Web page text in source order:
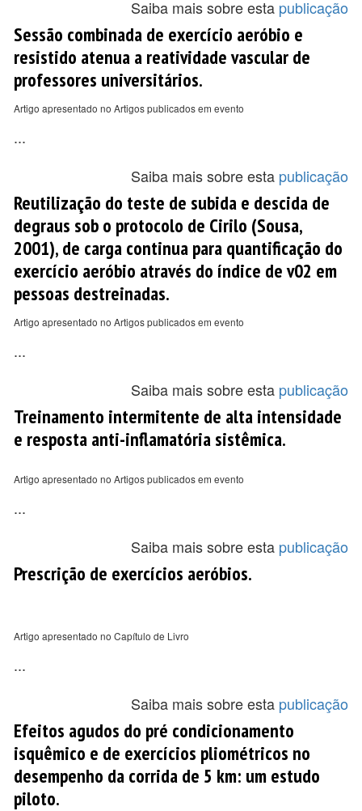
Saiba mais sobre esta publicação
Sessão combinada de exercício aeróbio e
resistido atenua a reatividade vascular de
professores universitários.
Artigo apresentado no Artigos publicados em evento
...
Saiba mais sobre esta publicação
Reutilização do teste de subida e descida de
degraus sob o protocolo de Cirilo (Sousa,
2001), de carga continua para quantificação do
exercício aeróbio através do índice de v02 em
pessoas destreinadas.
Artigo apresentado no Artigos publicados em evento
...
Saiba mais sobre esta publicação
Treinamento intermitente de alta intensidade
e resposta anti-inflamatória sistêmica.
Artigo apresentado no Artigos publicados em evento
...
Saiba mais sobre esta publicação
Prescrição de exercícios aeróbios.
Artigo apresentado no Capítulo de Livro
...
Saiba mais sobre esta publicação
Efeitos agudos do pré condicionamento
isquêmico e de exercícios pliométricos no
desempenho da corrida de 5 km: um estudo
piloto.